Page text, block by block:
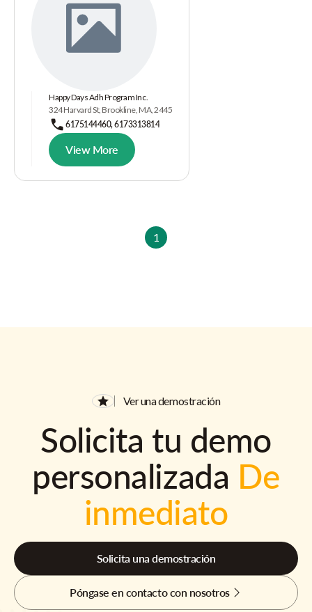
Happy Days Adh Program Inc.
324 Harvard St, Brookline, MA, 2445
6175144460, 6173313814
View More
1
Ver una demostración
Solicita tu demo
personalizada De
inmediato
Solicita una demostración
Póngase en contacto con nosotros